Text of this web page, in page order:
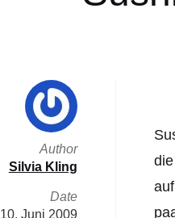
Author
Silvia Kling
Date
10. Juni 2009